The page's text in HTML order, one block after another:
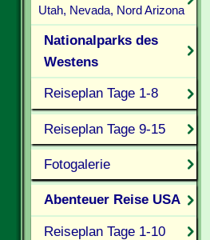
Utah, Nevada, Nord Arizona
Nationalparks des
Westens
Reiseplan Tage 1-8
Reiseplan Tage 9-15
Fotogalerie
Abenteuer Reise USA
Reiseplan Tage 1-10